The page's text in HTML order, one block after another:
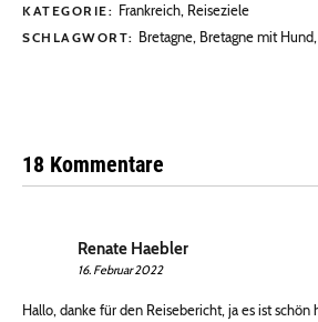
KATEGORIE: Frankreich, Reiseziele
SCHLAGWORT: Bretagne, Bretagne mit Hund,
18 Kommentare
Renate Haebler
16. Februar 2022
Hallo, danke für den Reisebericht, ja es ist schön